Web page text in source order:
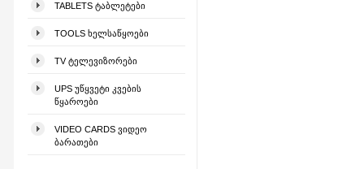
TABLETS ᲢᲐᲑᲚᲔᲢᲔᲑᲘ
TOOLS ᲮᲔᲚᲡᲐᲬᲧᲝᲔᲑᲘ
TV ᲢᲔᲚᲔᲕᲘᲖᲝᲠᲔᲑᲘ
UPS ᲣᲬᲧᲕᲔᲢᲘ ᲙᲕᲔᲑᲘᲡ
ᲬᲧᲐᲠᲝᲔᲑᲘ
VIDEO CARDS ᲕᲘᲓᲔᲝ
ᲑᲐᲠᲐᲗᲔᲑᲘ